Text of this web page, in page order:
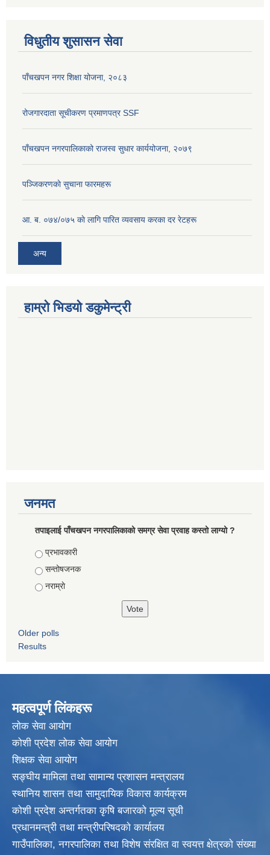
विधुतीय शुसासन सेवा
पाँचखपन नगर शिक्षा योजना, २०८३
रोजगारदाता सूचीकरण प्रमाणपत्र SSF
पाँचखपन नगरपालिकाको राजस्व सुधार कार्ययोजना, २०७९
पञ्जिकरणकाे सुचाना फारमहरू
आ. ब. ०७४/०७५ काे लागि पारित व्यवसाय करका दर रेटहरू
अन्य
हाम्रो भिडयो डकुमेन्ट्री
जनमत
तपाइलाई पाँचखपन नगरपालिकाको समग्र सेवा प्रवाह कस्तो लाग्यो ?
Choices
प्रभावकारी
सन्तोषजनक
नराम्राे
Older polls
Results
महत्वपूर्ण लिंकहरू
लाेक सेवा आयाेग
कोशी प्रदेश लोक सेवा आयोग
शिक्षक सेवा आयाेग
सङ्‍घीय मामिला तथा सामान्य प्रशासन मन्त्रालय
स्थानिय शासन तथा सामुदायिक विकास कार्यक्रम
कोशी प्रदेश अन्तर्गतका कृषि बजारको मूल्य सूची
प्रधानमन्त्री तथा मन्त्रीपरिषदकाे कार्यालय
गाउँपालिका, नगरपालिका तथा विशेष संरक्षित वा स्वयत्त क्षेत्रकाे संख्या